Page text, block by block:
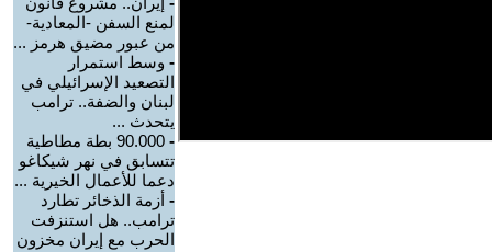
لمنع السفن -المعادية-
من عبور مضيق هرمز ...
- وسط استمرار
التصعيد الإسرائيلي في
لبنان والضفة.. ترامب
يتحدث ...
-
90.000 بطة مطاطية
تتسابق في نهر شيكاغو
دعما للأعمال الخيرية ...
- أزمة الذخائر تطارد
ترامب.. هل استنزفت
الحرب مع إيران مخزون